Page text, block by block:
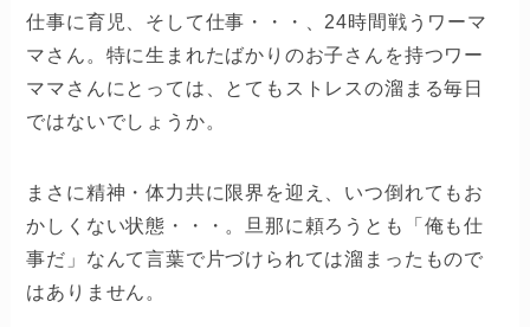
仕事に育児、そして仕事・・・、24時間戦うワーマ
マさん。特に生まれたばかりのお子さんを持つワー
ママさんにとっては、とてもストレスの溜まる毎日
ではないでしょうか。
まさに精神・体力共に限界を迎え、いつ倒れてもお
かしくない状態・・・。旦那に頼ろうとも「俺も仕
事だ」なんて言葉で片づけられては溜まったもので
はありません。